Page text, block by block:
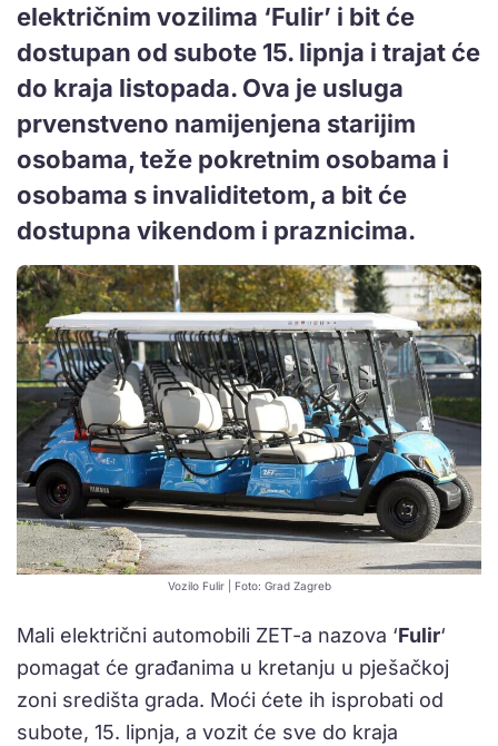
električnim vozilima ‘Fulir’ i bit će
dostupan od subote 15. lipnja i trajat će
do kraja listopada. Ova je usluga
prvenstveno namijenjena starijim
osobama, teže pokretnim osobama i
osobama s invaliditetom, a bit će
dostupna vikendom i praznicima.
Vozilo Fulir | Foto: Grad Zagreb
Mali električni automobili ZET-a nazova ‘Fulir‘
pomagat će građanima u kretanju u pješačkoj
zoni središta grada. Moći ćete ih isprobati od
subote, 15. lipnja, a vozit će sve do kraja